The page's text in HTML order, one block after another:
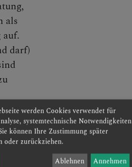
als
darf)
werden Cookies verwendet für
systemtechnische Notwendigkeiten
können Ihre Zustimmung später
oder zurückziehen.
Ablehnen Annehmen